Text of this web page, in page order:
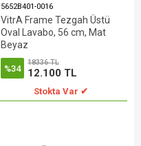
5652B401-0016
VitrA Frame Tezgah Üstü
Oval Lavabo, 56 cm, Mat
Beyaz
%34
18336 TL
12.100 TL
Stokta Var ✔